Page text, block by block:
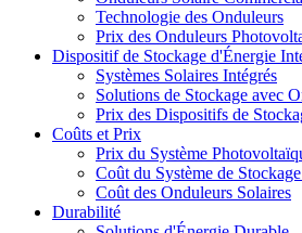
Technologie des Onduleurs
Prix des Onduleurs
Dispositif de Stockage d'Énergie
Systèmes Solaires Intégrés
Solutions de Stockage avec
Prix des Dispositifs de
Coûts et Prix
Prix du Système
Coût du Système de
Coût des Onduleurs Solaires
Durabilité